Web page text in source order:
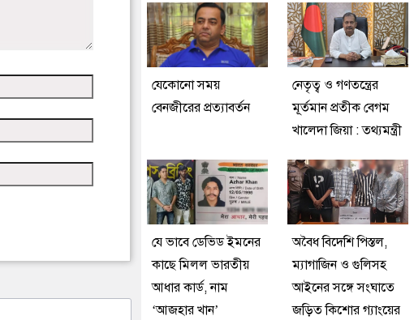
যেকোনো সময়
বেনজীরের প্রত্যাবর্তন
নেতৃত্ব ও গণতন্ত্রের
মূর্তমান প্রতীক বেগম
খালেদা জিয়া : তথ্যমন্ত্রী
যে ভাবে ডেভিড ইমনের
কাছে মিলল ভারতীয়
আধার কার্ড, নাম
‘আজহার খান’
অবৈধ বিদেশি পিস্তল,
ম্যাগাজিন ও গুলিসহ
আইনের সঙ্গে সংঘাতে
জড়িত কিশোর গ্যাংয়ের